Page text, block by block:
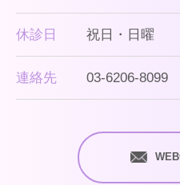
休診日 祝日・日曜
連絡先 03-6206-8099